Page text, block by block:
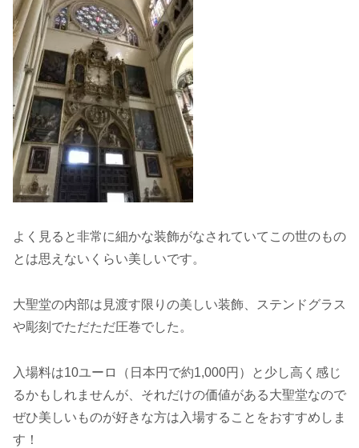
よく見ると非常に細かな装飾がなされていてこの世のもの
とは思えないくらい美しいです。
大聖堂の内部は見渡す限りの美しい装飾、ステンドグラス
や彫刻でただただ圧巻でした。
入場料は10ユーロ（日本円で約1,000円）と少し高く感じ
るかもしれませんが、それだけの価値がある大聖堂なので
ぜひ美しいものが好きな方は入場することをおすすめしま
す！